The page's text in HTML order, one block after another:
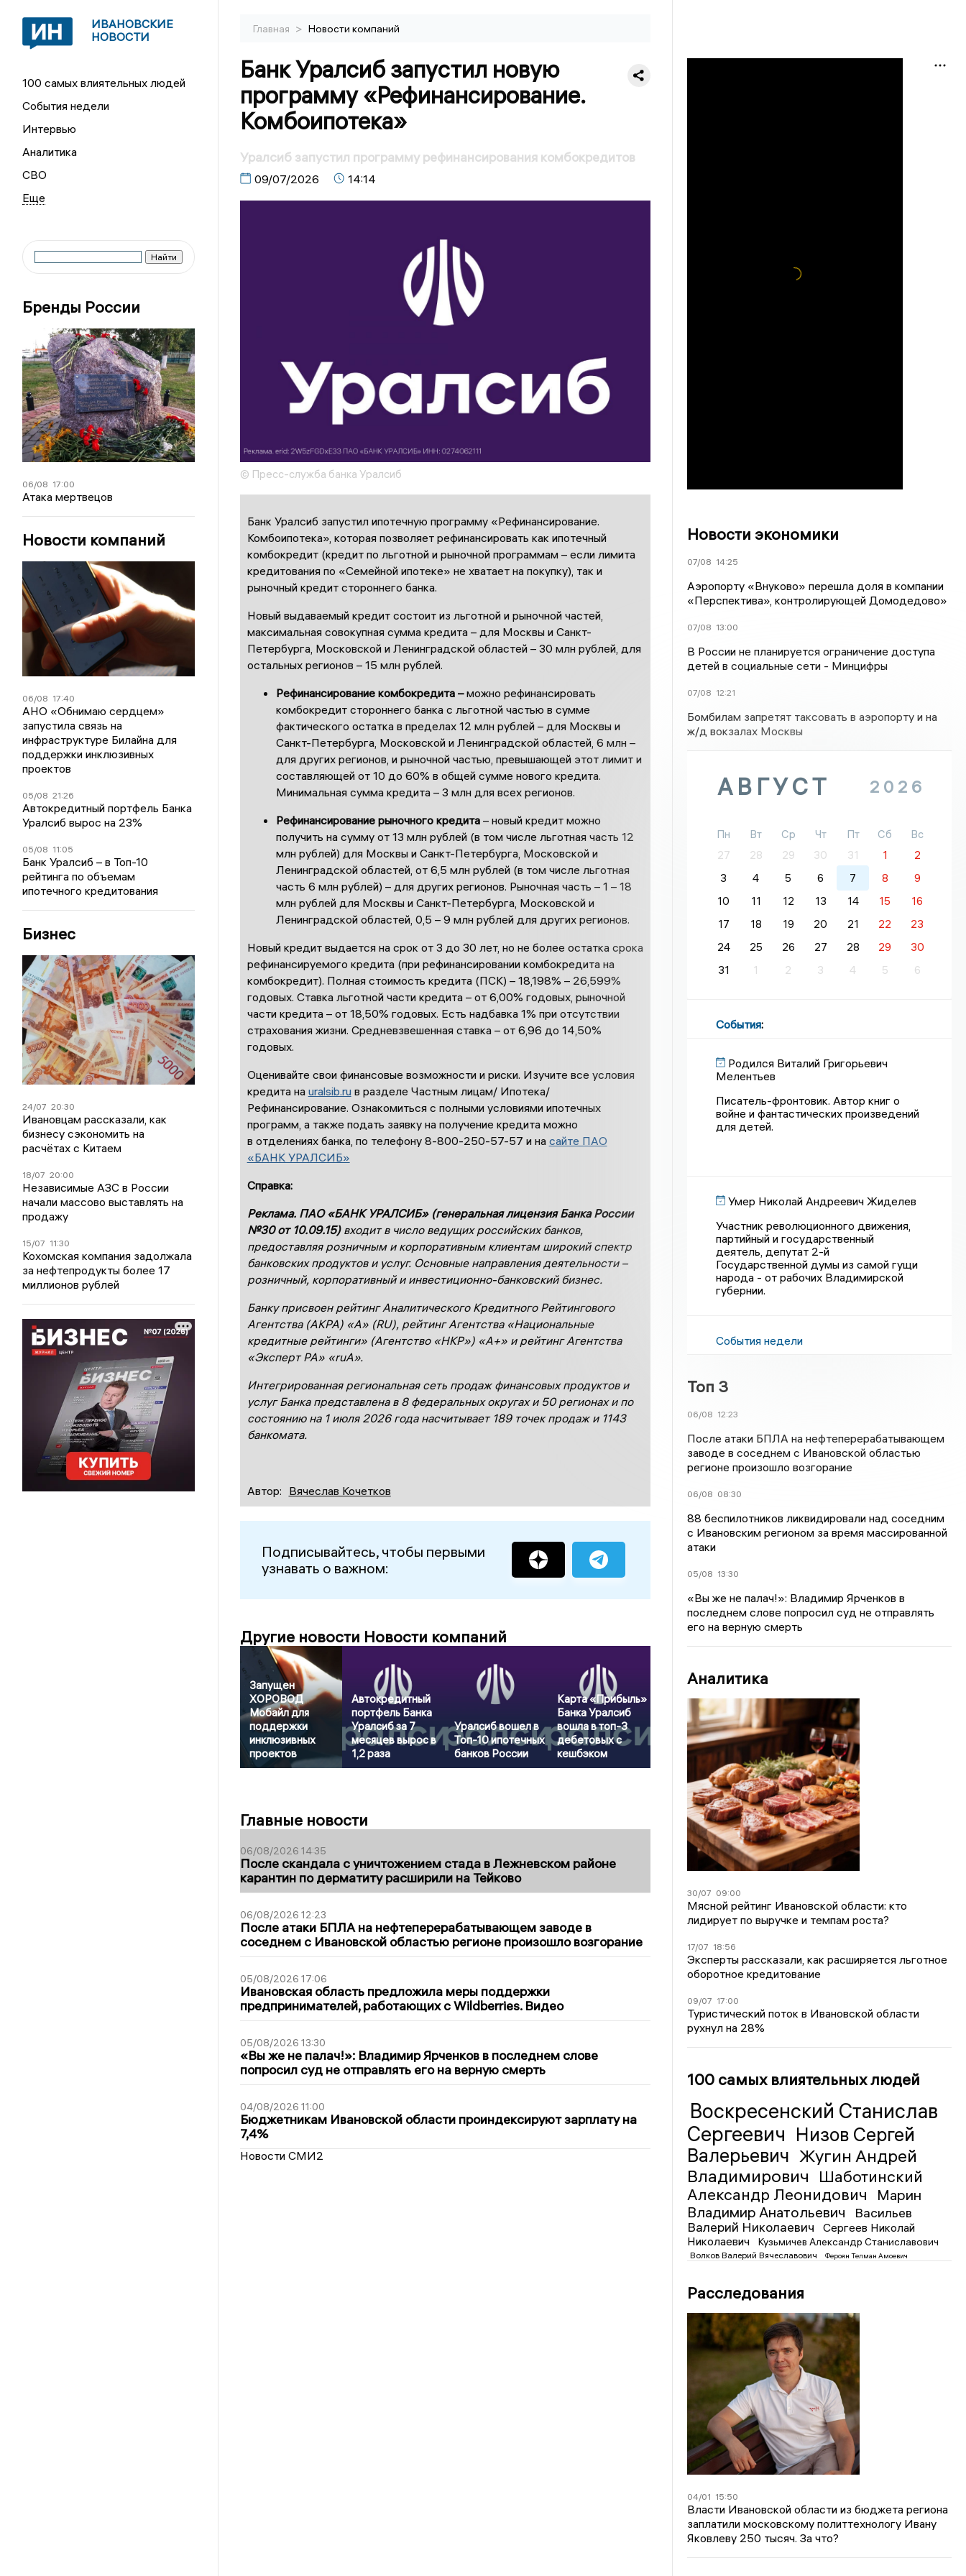
ИВАНОВСКИЕ
НОВОСТИ
100 самых влиятельных людей
События недели
Интервью
Аналитика
СВО
Бренды России
06/08 17:00
Атака мертвецов
Новости компаний
06/08 17:40
АНО «Обнимаю сердцем»
запустила связь на
инфраструктуре Билайна для
поддержки инклюзивных
проектов
05/08 21:26
Автокредитный портфель Банка
Уралсиб вырос на 23%
05/08 11:05
Банк Уралсиб – в Топ-10
рейтинга по объемам
ипотечного кредитования
Бизнес
24/07 20:30
Ивановцам рассказали, как
бизнесу сэкономить на
расчётах с Китаем
18/07 20:00
Независимые АЗС в России
начали массово выставлять на
продажу
15/07 11:30
Кохомская компания задолжала
за нефтепродукты более 17
миллионов рублей
Главная > Новости компаний
Банк Уралсиб запустил новую
программу «Рефинансирование.
Комбоипотека»
Уралсиб запустил программу рефинансирования комбокредитов
09/07/2026 14:14
© Пресс-служба банка Уралсиб
Банк Уралсиб запустил ипотечную программу «Рефинансирование.
Комбоипотека», которая позволяет рефинансировать как ипотечный
комбокредит (кредит по льготной и рыночной программам – если лимита
кредитования по «Семейной ипотеке» не хватает на покупку), так и
рыночный кредит стороннего банка.
Новый выдаваемый кредит состоит из льготной и рыночной частей,
максимальная совокупная сумма кредита – для Москвы и Санкт-
Петербурга, Московской и Ленинградской областей – 30 млн рублей, для
остальных регионов – 15 млн рублей.
Рефинансирование комбокредита –можно рефинансировать
комбокредит стороннего банка с льготной частью в сумме
фактического остатка в пределах 12 млн рублей – для Москвы и
Санкт-Петербурга, Московской и Ленинградской областей, 6 млн –
для других регионов, и рыночной частью, превышающей этот лимит и
составляющей от 10 до 60% в общей сумме нового кредита.
Минимальная сумма кредита – 3 млн для всех регионов.
Рефинансирование рыночного кредита– новый кредит можно
получить на сумму от 13 млн рублей (в том числе льготная часть 12
млн рублей) для Москвы и Санкт-Петербурга, Московской и
Ленинградской областей, от 6,5 млн рублей (в том числе льготная
часть 6 млн рублей) – для других регионов. Рыночная часть – 1 – 18
млн рублей для Москвы и Санкт-Петербурга, Московской и
Ленинградской областей, 0,5 – 9 млн рублей для других регионов.
Новый кредит выдается на срок от 3 до 30 лет, но не более остатка срока
рефинансируемого кредита (при рефинансировании комбокредита на
комбокредит). Полная стоимость кредита (ПСК) – 18,198% – 26,599%
годовых. Ставка льготной части кредита – от 6,00% годовых, рыночной
части кредита – от 18,50% годовых. Есть надбавка 1% при отсутствии
страхования жизни. Средневзвешенная ставка – от 6,96 до 14,50%
годовых.
Оценивайте свои финансовые возможности и риски. Изучите все условия
кредита на uralsib.ru в разделе Частным лицам/ Ипотека/
Рефинансирование. Ознакомиться с полными условиями ипотечных
программ, а также подать заявку на получение кредита можно
в отделениях банка, по телефону 8-800-250-57-57 и на сайте ПАО
«БАНК УРАЛСИБ»
Справка:
Реклама. ПАО «БАНК УРАЛСИБ» (генеральная лицензия Банка России
№30 от 10.09.15)входит в число ведущих российских банков,
предоставляя розничным и корпоративным клиентам широкий спектр
банковских продуктов и услуг. Основные направления деятельности –
розничный, корпоративный и инвестиционно-банковский бизнес.
Банку присвоен рейтинг Аналитического Кредитного Рейтингового
Агентства (АКРА) «А» (RU), рейтинг Агентства «Национальные
кредитные рейтинги» (Агентство «НКР») «А+» и рейтинг Агентства
«Эксперт РА» «ruА».
Интегрированная региональная сеть продаж финансовых продуктов и
услуг Банка представлена в 8 федеральных округах и 50 регионах и по
состоянию на 1 июля 2026 года насчитывает 189 точек продаж и 1143
банкомата.
Автор: Вячеслав Кочетков
Подписывайтесь, чтобы первыми
узнавать о важном:
Другие новости Новости компаний
Запущен
ХОРОВОД
Мобайл для
поддержки
инклюзивных
проектов
Автокредитный
портфель Банка
Уралсиб за 7
месяцев вырос в
1,2 раза
Уралсиб вошел в
Топ-10 ипотечных
банков России
Карта «Прибыль»
Банка Уралсиб
вошла в топ-3
дебетовых с
кешбэком
Главные новости
06/08/2026 14:35
После скандала с уничтожением стада в Лежневском районе
карантин по дерматиту расширили на Тейково
06/08/2026 12:23
После атаки БПЛА на нефтеперерабатывающем заводе в
соседнем с Ивановской областью регионе произошло возгорание
05/08/2026 17:06
Ивановская область предложила меры поддержки
предпринимателей, работающих с Wildberries. Видео
05/08/2026 13:30
«Вы же не палач!»: Владимир Ярченков в последнем слове
попросил суд не отправлять его на верную смерть
04/08/2026 11:00
Бюджетникам Ивановской области проиндексируют зарплату на
7,4%
Новости СМИ2
Новости экономики
07/08 14:25
Аэропорту «Внуково» перешла доля в компании
«Перспектива», контролирующей Домодедово»
07/08 13:00
В России не планируется ограничение доступа
детей в социальные сети - Минцифры
07/08 12:21
Бомбилам запретят таксовать в аэропорту и на
ж/д вокзалах Москвы
АВГУСТ 2026
Пн Вт Ср Чт Пт Сб
Вс
27
28 29 30 31 1
2
3
4 5 6 7 8
9
10
11 12 13 14 15
16
17
18 19 20 21 22
23
24
25 26 27 28 29
30
31
1 2 3 4 5 6
События:
Родился Виталий Григорьевич
Мелентьев
Писатель-фронтовик. Автор книг о
войне и фантастических произведений
для детей.
Умер Николай Андреевич Жиделев
Участник революционного движения,
партийный и государственный
деятель, депутат 2-й
Государственной думы из самой гущи
народа - от рабочих Владимирской
губернии.
События недели
Топ 3
06/08 12:23
После атаки БПЛА на нефтеперерабатывающем
заводе в соседнем с Ивановской областью
регионе произошло возгорание
06/08 08:30
88 беспилотников ликвидировали над соседним
с Ивановским регионом за время массированной
атаки
05/08 13:30
«Вы же не палач!»: Владимир Ярченков в
последнем слове попросил суд не отправлять
его на верную смерть
Аналитика
30/07 09:00
Мясной рейтинг Ивановской области: кто
лидирует по выручке и темпам роста?
17/07 18:56
Эксперты рассказали, как расширяется льготное
оборотное кредитование
09/07 17:00
Туристический поток в Ивановской области
рухнул на 28%
100 самых влиятельных людей
Воскресенский Станислав
Сергеевич Низов Сергей
Валерьевич Жугин Андрей
Владимирович
Шаботинский
Александр Леонидович
Марин
Владимир Анатольевич
Васильев
Валерий Николаевич
Сергеев Николай
Николаевич
Кузьмичев Александр Станиславович
Волков Валерий Вячеславович Фероян Телман Амоевич
Расследования
04/01 15:50
Власти Ивановской области из бюджета региона
заплатили московскому политтехнологу Ивану
Яковлеву 250 тысяч. За что?